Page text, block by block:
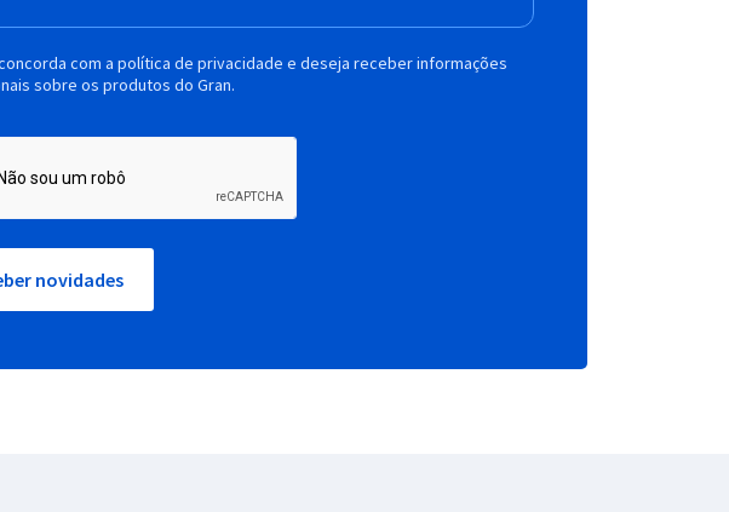
com a política de privacidade e deseja receber informações
sobre os produtos do Gran.
novidades